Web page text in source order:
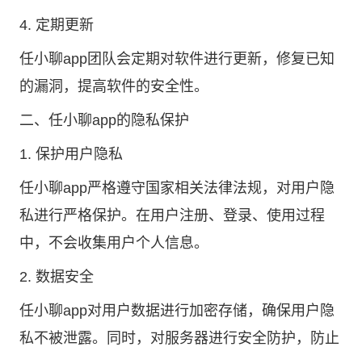
4. 定期更新
任小聊app团队会定期对软件进行更新，修复已知
的漏洞，提高软件的安全性。
二、任小聊app的隐私保护
1. 保护用户隐私
任小聊app严格遵守国家相关法律法规，对用户隐
私进行严格保护。在用户注册、登录、使用过程
中，不会收集用户个人信息。
2. 数据安全
任小聊app对用户数据进行加密存储，确保用户隐
私不被泄露。同时，对服务器进行安全防护，防止